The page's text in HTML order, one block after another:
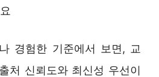
경험한 기준에서 보면, 교
처 신뢰도와 최신성 우선이